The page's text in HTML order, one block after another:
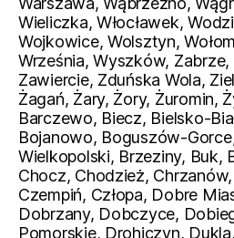
Wieliczka, Włocławek,
Wojkowice, Wolsztyn,
Września, Wyszków,
Zawiercie, Zduńska Wola,
Żagań, Żary, Żory, Żuromin,
Barczewo, Biecz, Bielsko-
Bojanowo, Boguszów-
Wielkopolski, Brzeziny, Buk,
Chocz, Chodzież,
Czempiń, Człopa, Dobre
Dobrzany, Dobczyce,
Pomorskie, Drohiczyn,